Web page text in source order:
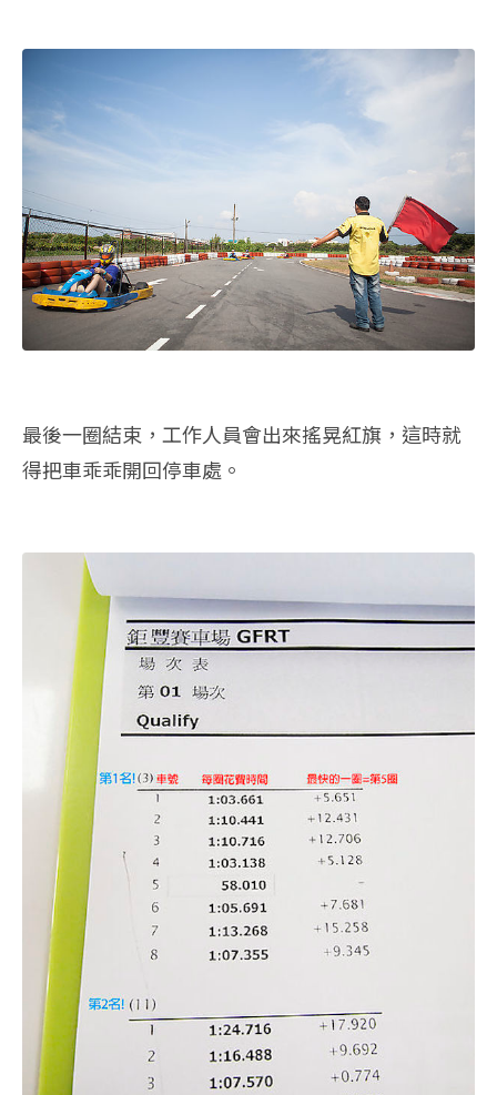
最後一圈結束，工作人員會出來搖晃紅旗，這時就
得把車乖乖開回停車處。